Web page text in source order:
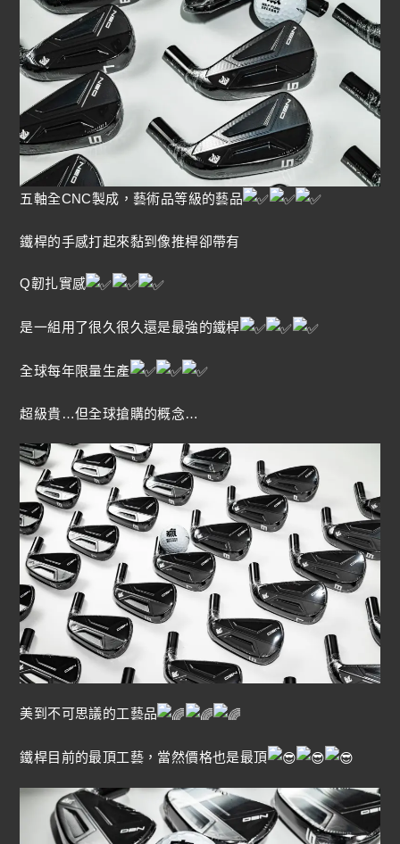
五軸全CNC製成，藝術品等級的藝品
鐵桿的手感打起來黏到像推桿卻帶有
Q韌扎實感
是一組用了很久很久還是最強的鐵桿
全球每年限量生產
超級貴…但全球搶購的概念…
美到不可思議的工藝品
鐵桿目前的最頂工藝，當然價格也是最頂